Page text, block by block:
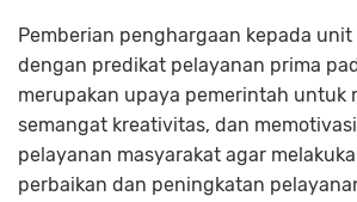
Pemberian penghargaan kepada
dengan predikat pelayanan prima
merupakan upaya pemerintah untuk
semangat kreativitas, dan
pelayanan masyarakat agar
perbaikan dan peningkatan